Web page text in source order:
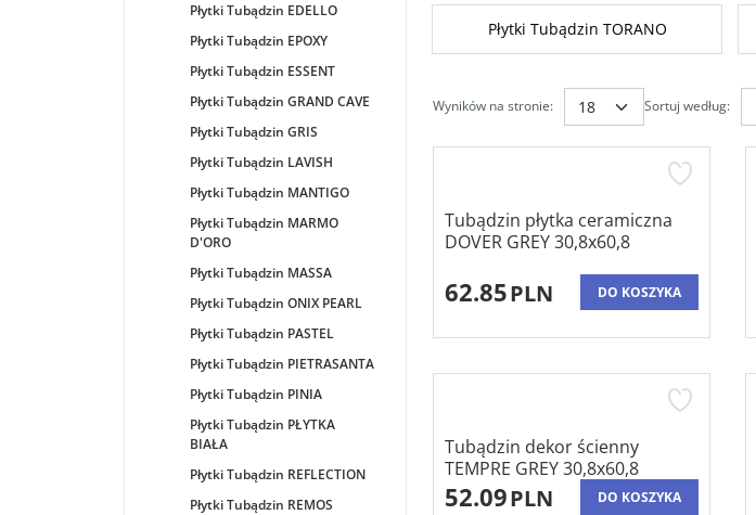
Płytki Tubądzin TORANO
Wyników na stronie: Sortuj według:
Tubądzin płytka ceramiczna
DOVER GREY 30,8x60,8
62.85PLN DO KOSZYKA
Tubądzin dekor ścienny
TEMPRE GREY 30,8x60,8
52.09PLN DO KOSZYKA
Płytki Tubądzin EDELLO
Płytki Tubądzin EPOXY
Płytki Tubądzin ESSENT
Płytki Tubądzin GRAND CAVE
Płytki Tubądzin GRIS
Płytki Tubądzin LAVISH
Płytki Tubądzin MANTIGO
Płytki Tubądzin MARMO
D'ORO
Płytki Tubądzin MASSA
Płytki Tubądzin ONIX PEARL
Płytki Tubądzin PASTEL
Płytki Tubądzin PIETRASANTA
Płytki Tubądzin PINIA
Płytki Tubądzin PŁYTKA
BIAŁA
Płytki Tubądzin REFLECTION
Płytki Tubądzin REMOS